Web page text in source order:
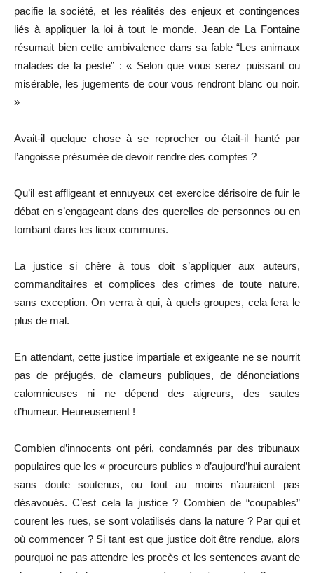
pacifie la société, et les réalités des enjeux et contingences
liés à appliquer la loi à tout le monde. Jean de La Fontaine
résumait bien cette ambivalence dans sa fable “Les animaux
malades de la peste” : « Selon que vous serez puissant ou
misérable, les jugements de cour vous rendront blanc ou noir.
»
Avait-il quelque chose à se reprocher ou était-il hanté par
l’angoisse présumée de devoir rendre des comptes ?
Qu’il est affligeant et ennuyeux cet exercice dérisoire de fuir le
débat en s’engageant dans des querelles de personnes ou en
tombant dans les lieux communs.
La justice si chère à tous doit s’appliquer aux auteurs,
commanditaires et complices des crimes de toute nature,
sans exception. On verra à qui, à quels groupes, cela fera le
plus de mal.
En attendant, cette justice impartiale et exigeante ne se nourrit
pas de préjugés, de clameurs publiques, de dénonciations
calomnieuses ni ne dépend des aigreurs, des sautes
d’humeur. Heureusement !
Combien d’innocents ont péri, condamnés par des tribunaux
populaires que les « procureurs publics » d’aujourd’hui auraient
sans doute soutenus, ou tout au moins n’auraient pas
désavoués. C’est cela la justice ? Combien de “coupables”
courent les rues, se sont volatilisés dans la nature ? Par qui et
où commencer ? Si tant est que justice doit être rendue, alors
pourquoi ne pas attendre les procès et les sentences avant de